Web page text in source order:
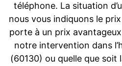
téléphone. La situation
nous vous indiquons le
porte à un prix
notre intervention dans
(60130) ou quelle que soit